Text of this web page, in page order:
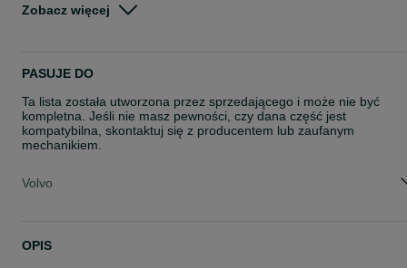
Stan
Zobacz więcej
PASUJE DO
Ta lista została utworzona przez sprzedającego i może nie być
kompletna. Jeśli nie masz pewności, czy dana część jest
kompatybilna, skontaktuj się z producentem lub zaufanym
mechanikiem.
Volvo
OPIS